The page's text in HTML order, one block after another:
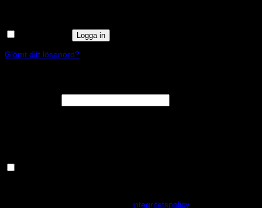
Logga in
Glömt ditt lösenord?
integritetspolicy.